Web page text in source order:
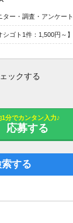
ター・調査・アンケート
ックする
1分でカンタン入力♪
応募する
する